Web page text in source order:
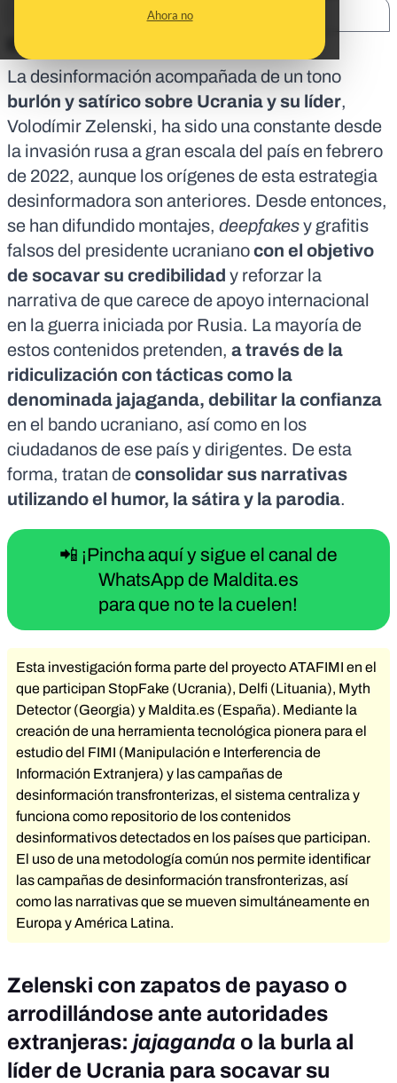
Ahora no
En corto:
La desinformación acompañada de un tono
burlón y satírico sobre Ucrania y su líder,
Volodímir Zelenski, ha sido una constante desde
la invasión rusa a gran escaladel país en febrero
de 2022, aunque los orígenes de esta estrategia
desinformadorason anteriores. Desde entonces,
se han difundido montajes, deepfakesy grafitis
falsos del presidente ucranianocon el objetivo
de socavar su credibilidad y reforzar la
narrativa de que carece de apoyo internacional
en la guerra iniciada por Rusia. La mayoría de
estos contenidos pretenden, a través de la
ridiculización con tácticas como la
denominada jajaganda, debilitar la confianza
en el bando ucraniano, así como en los
ciudadanos de ese país y dirigentes. De esta
forma, tratan deconsolidar sus narrativas
utilizando el humor, la sátira y la parodia.
📲 ¡Pincha aquí y sigue el canal de
WhatsApp de Maldita.es
para que no te la cuelen!
Esta investigación forma parte del proyectoATAFIMI en el
que participan StopFake (Ucrania), Delfi (Lituania), Myth
Detector(Georgia) y Maldita.es (España). Mediante la
creación de una herramienta tecnológica pionera para el
estudio del FIMI (Manipulación e Interferencia de
Información Extranjera) y las campañas de
desinformación transfronterizas, el sistema centraliza y
funciona como repositorio de los contenidos
desinformativos detectados en los países que participan.
El uso de una metodología común nos permite identificar
las campañas de desinformación transfronterizas, así
como las narrativas que se mueven simultáneamente en
Europa y América Latina.
Zelenski con zapatos de payaso o
arrodillándose ante autoridades
extranjeras: jajaganda o la burla al
líder de Ucrania para socavar su